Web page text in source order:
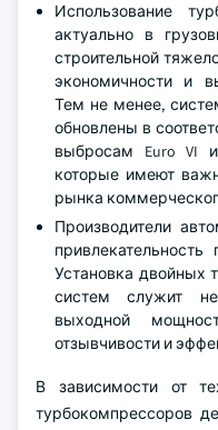
Использование
актуально в
строительной
экономичности и
Тем не менее,
обновлены в
выбросам Euro VI
которые имеют
рынка
Производители
Установка двойных
систем служит
выходной
отзывчивости и
В зависимости от
турбокомпрессоров